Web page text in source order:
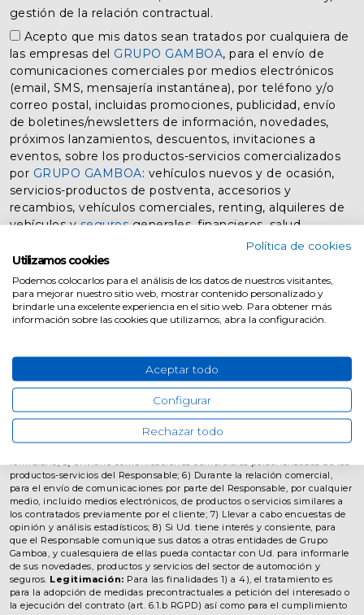
gestión de la relación contractual.
Acepto que mis datos sean tratados por cualquiera de
las empresas del GRUPO GAMBOA, para el envío de
comunicaciones comerciales por medios electrónicos
(email, SMS, mensajería instantánea), por teléfono y/o
correo postal, incluidas promociones, publicidad, envío
de boletines/newsletters de información, novedades,
próximos lanzamientos, descuentos, invitaciones a
eventos, sobre los productos-servicios comercializados
por GRUPO GAMBOA: vehículos nuevos y de ocasión,
servicios-productos de postventa, accesorios y
recambios, vehículos comerciales, renting, alquileres de
vehículos ysegurosgenerales, financieros, salud.
Enviar
Responsable del Tratamiento:La empresa delGRUPO GAMBOA
(Concesionario/Taller) a la que dirije esta solicitud de información.
Finalidad/es del Tratamiento:sus datos serán tratados para: 1)
Tramitar su petición de oferta, presupuesto o prueba de vehículo de su
interés; 2) Gestionar su petición de cita previa a concesionario o taller; 3)
Gestionar sus pedidos de servicios de postventa, accesorios, recambios y/o
peticiones online del estado de reparación de su vehículo; 4) resolver
formulario; 5) enviarle comunicaciones comerciales personalizadas de los
productos-servicios del Responsable; 6) Durante la relación comercial,
para el envío de comunicaciones por parte del Responsable, por cualquier
medio, incluido medios electrónicos, de productos o servicios similares a
los contratados previamente por el cliente; 7) Llevar a cabo encuestas de
opinión y análisis estadísticos; 8) Si Ud. tiene interés y consiente, para
que el Responsable comunique sus datos a otras entidades de Grupo
Gamboa, y cualesquiera de ellas pueda contactar con Ud. para informarle
de sus novedades, productos y servicios del sector de automoción y
seguros. Legitimación: Para las finalidades 1) a 4), el tratamiento es
para la adopción de medidas precontractuales a petición del interesado o
la ejecución del contrato (art. 6.1.b RGPD) así como para el cumplimiento
Política de cookies
Utilizamos cookies
Podemos colocarlos para el análisis de los datos de nuestros visitantes,
para mejorar nuestro sitio web, mostrar contenido personalizado y
brindarle una excelente experiencia en el sitio web. Para obtener más
información sobre las cookies que utilizamos, abra la configuración.
Aceptar todo
Configurar
Rechazar todo